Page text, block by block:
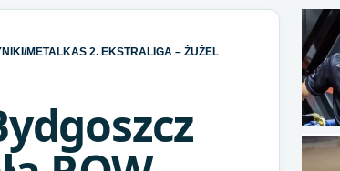
/METALKAS 2. EKSTRALIGA – ŻUŻEL